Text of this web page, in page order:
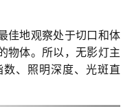
佳地观察处于切口和体
物体。所以，无影灯主
、照明深度、光斑直